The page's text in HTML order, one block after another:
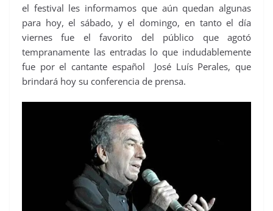
el festival les informamos que aún quedan algunas
para hoy, el sábado, y el domingo, en tanto el día
viernes fue el favorito del público que agotó
tempranamente las entradas lo que indudablemente
fue por el cantante español José Luís Perales, que
brindará hoy su conferencia de prensa.